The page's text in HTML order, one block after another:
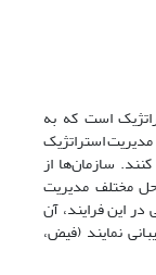
است که به
استراتژیک
سازمان‌ها از
مختلف مدیریت
این فرایند، آن
نمایند (فیض،